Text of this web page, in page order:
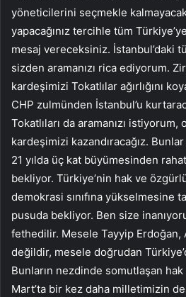
yöneticilerini seçmekle
yapacağınız tercihle tüm
mesaj vereceksiniz. İstanbul’daki
sizden aramanızı rica ediyorum.
kardeşimizi Tokatlılar ağırlığını
CHP zulmünden İstanbul’u
Tokatlıları da aramanızı
kardeşimizi kazandıracağız.
21 yılda üç kat büyümesinden
bekliyor. Türkiye’nin hak ve
demokrasi sınıfına yükselmesine
pusuda bekliyor. Ben size
fethedilir. Mesele Tayyip Erdoğan,
değildir, mesele doğrudan
Bunların nezdinde somutlaşan hak
Mart’ta bir kez daha milletimizin